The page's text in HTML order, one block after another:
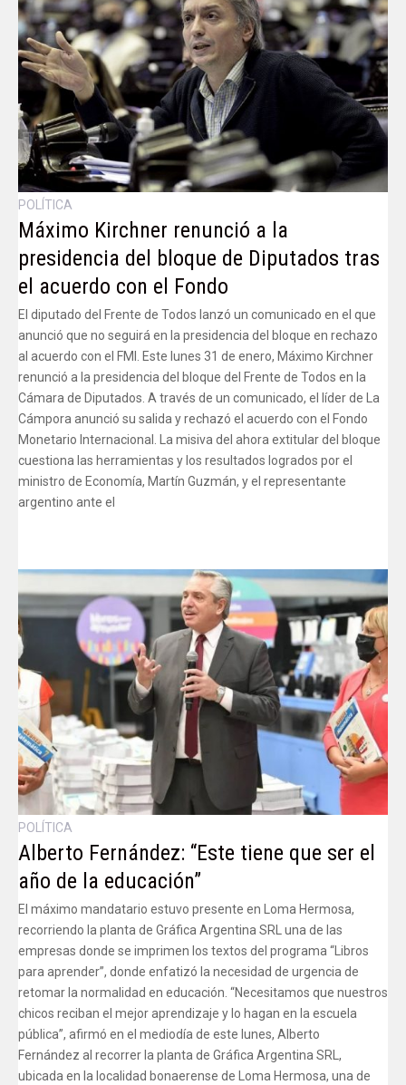
POLÍTICA
Máximo Kirchner renunció a la
presidencia del bloque de Diputados tras
el acuerdo con el Fondo
El diputado del Frente de Todos lanzó un comunicado en el que
anunció que no seguirá en la presidencia del bloque en rechazo
al acuerdo con el FMI. Este lunes 31 de enero, Máximo Kirchner
renunció a la presidencia del bloque del Frente de Todos en la
Cámara de Diputados. A través de un comunicado, el líder de La
Cámpora anunció su salida y rechazó el acuerdo con el Fondo
Monetario Internacional. La misiva del ahora extitular del bloque
cuestiona las herramientas y los resultados logrados por el
ministro de Economía, Martín Guzmán, y el representante
argentino ante el
POLÍTICA
Alberto Fernández: “Este tiene que ser el
año de la educación”
El máximo mandatario estuvo presente en Loma Hermosa,
recorriendo la planta de Gráfica Argentina SRL una de las
empresas donde se imprimen los textos del programa “Libros
para aprender”, donde enfatizó la necesidad de urgencia de
retomar la normalidad en educación. “Necesitamos que nuestros
chicos reciban el mejor aprendizaje y lo hagan en la escuela
pública”, afirmó en el mediodía de este lunes, Alberto
Fernández al recorrer la planta de Gráfica Argentina SRL,
ubicada en la localidad bonaerense de Loma Hermosa, una de